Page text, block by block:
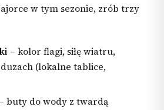
w tym sezonie, zrób trzy
– kolor flagi, siłę wiatru,
(lokalne tablice,
– buty do wody z twardą